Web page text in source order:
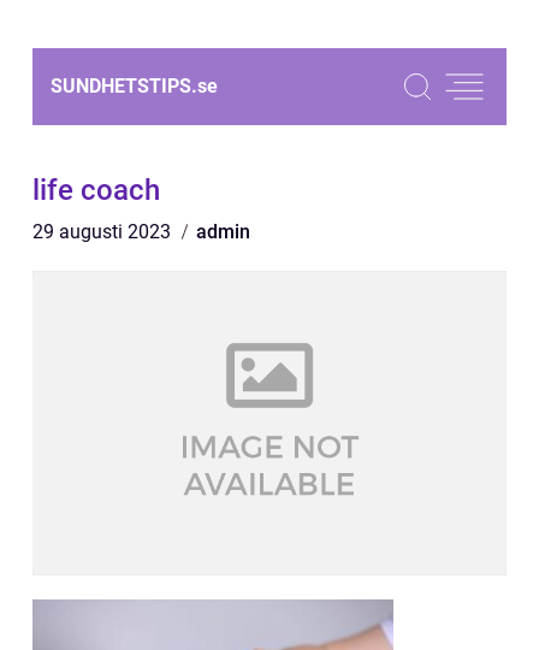
SUNDHETSTIPS.se
life coach
29 augusti 2023 admin